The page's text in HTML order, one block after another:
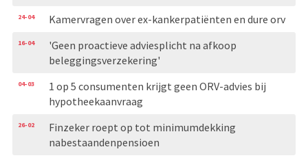
24-04 Kamervragen over ex-kankerpatiënten en dure orv
16-04
'Geen proactieve adviesplicht na afkoop
beleggingsverzekering'
04-03
1 op 5 consumenten krijgt geen ORV-advies bij
hypotheekaanvraag
26-02
Finzeker roept op tot minimumdekking
nabestaandenpensioen